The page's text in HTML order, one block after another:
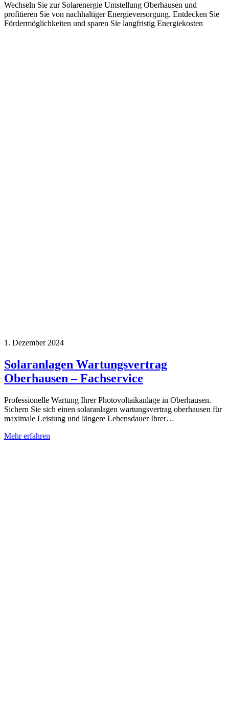
Wechseln Sie zur Solarenergie Umstellung Oberhausen und
profitieren Sie von nachhaltiger Energieversorgung. Entdecken Sie
Fördermöglichkeiten und sparen Sie langfristig Energiekosten
1. Dezember 2024
Solaranlagen Wartungsvertrag
Oberhausen – Fachservice
Professionelle Wartung Ihrer Photovoltaikanlage in Oberhausen.
Sichern Sie sich einen solaranlagen wartungsvertrag oberhausen für
maximale Leistung und längere Lebensdauer Ihrer…
Mehr erfahren